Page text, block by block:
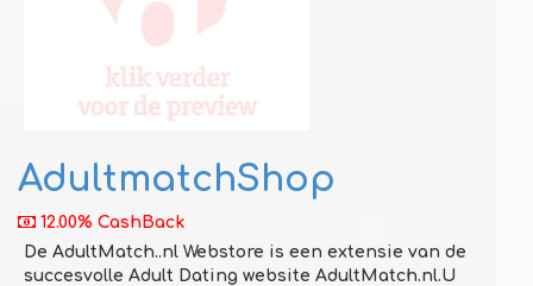
AdultmatchShop
12.00% CashBack
De AdultMatch..nl Webstore is een extensie van de
succesvolle Adult Dating website AdultMatch.nl.U